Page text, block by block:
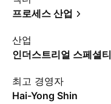
프로세스 산업
산업
인더스트리얼 스페셜티
최고 경영자
Hai-Yong Shin